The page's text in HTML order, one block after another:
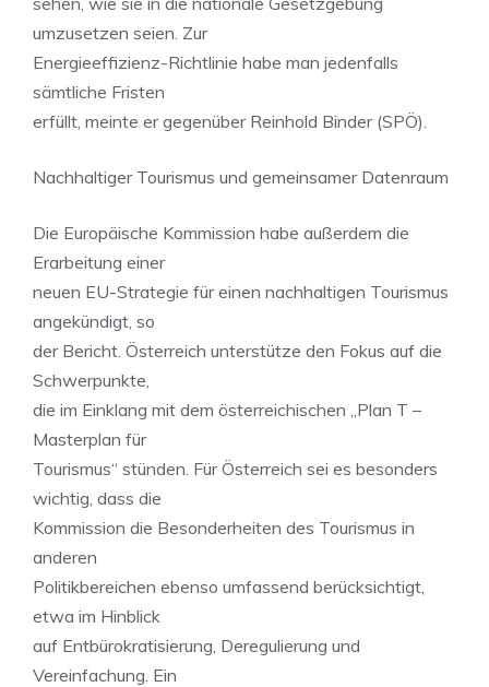
umzusetzen seien. Zur
Energieeffizienz-Richtlinie habe man jedenfalls
sämtliche Fristen
erfüllt, meinte er gegenüber Reinhold Binder (SPÖ).
Nachhaltiger Tourismus und gemeinsamer Datenraum
Die Europäische Kommission habe außerdem die
Erarbeitung einer
neuen EU-Strategie für einen nachhaltigen Tourismus
angekündigt, so
der Bericht. Österreich unterstütze den Fokus auf die
Schwerpunkte,
die im Einklang mit dem österreichischen „Plan T –
Masterplan für
Tourismus“ stünden. Für Österreich sei es besonders
wichtig, dass die
Kommission die Besonderheiten des Tourismus in
anderen
Politikbereichen ebenso umfassend berücksichtigt,
etwa im Hinblick
auf Entbürokratisierung, Deregulierung und
Vereinfachung. Ein